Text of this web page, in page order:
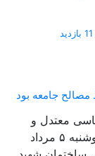
11 بازدید
مصالح جامعه بود
معتدل و
صلح‌طلبانه ائمه شیعۀ دوازده امامی» در تاریخ دوشنبه ۵ مرداد